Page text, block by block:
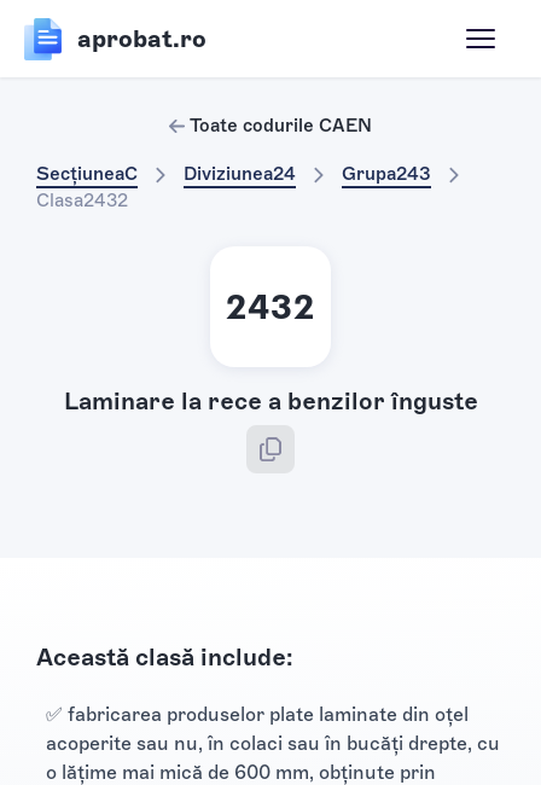
aprobat.ro
Toate codurile CAEN
SecțiuneaC Diviziunea24 Grupa243
Clasa2432
2432
Laminare la rece a benzilor înguste
Această clasă include:
✅ fabricarea produselor plate laminate din oţel
acoperite sau nu, în colaci sau în bucăţi drepte, cu
o lăţime mai mică de 600 mm, obţinute prin